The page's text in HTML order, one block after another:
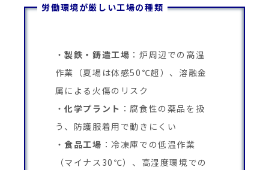
労働環境が厳しい工場の種類
製鉄・鋳造工場 ：炉周辺での高温
作業（夏場は体感50℃超）、溶融金
属による火傷のリスク
化学プラント ：腐食性の薬品を扱
う、防護服着用で動きにくい
食品工場 ：冷凍庫での低温作業
（マイナス30℃）、高湿度環境での